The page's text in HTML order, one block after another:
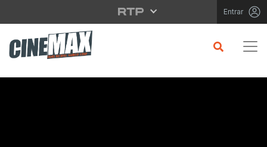
Saltar para o conteúdo principal Entrar
Filme em Cartaz